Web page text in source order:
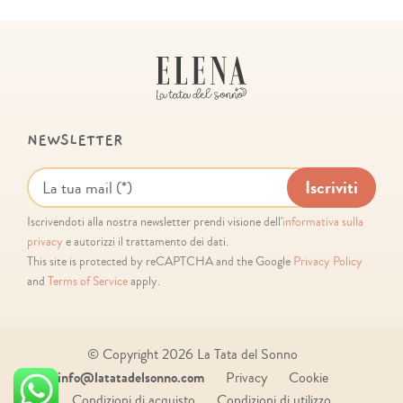
NEWSLETTER
Iscrivendoti alla nostra newsletter prendi visione dell'informativa sulla
privacy e autorizzi il trattamento dei dati.
This site is protected by reCAPTCHA and the Google Privacy Policy
and Terms of Serviceapply.
© Copyright2026 La Tata del Sonno
info@latatadelsonno.com Privacy
Cookie